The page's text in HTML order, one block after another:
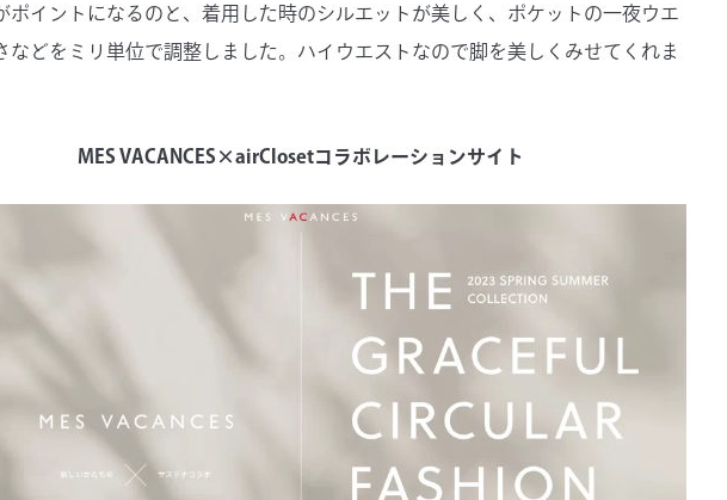
ポイントになるのと、着用した時のシルエットが美しく、ポケットの一夜ウエ
などをミリ単位で調整しました。ハイウエストなので脚を美しくみせてくれま
MES VACANCES×airClosetコラボレーションサイト